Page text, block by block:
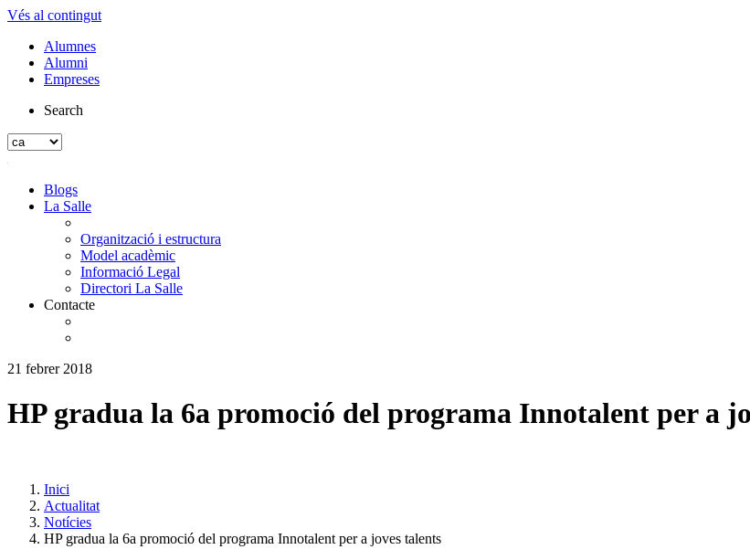
Vés al contingut
Alumnes
Alumni
Empreses
Search
Blogs
La Salle
Organització i estructura
Model acadèmic
Informació Legal
Directori La Salle
Contacte
21 febrer 2018
HP gradua la 6a promoció del programa Innotalent per a
Inici
Actualitat
Notícies
HP gradua la 6a promoció del programa Innotalent per a joves talents